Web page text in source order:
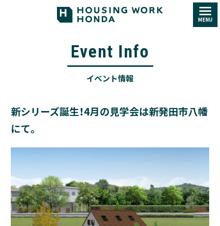
MENU
Event Info
イベント情報
新シリーズ誕生！4月の見学会は新発田市八幡
にて。